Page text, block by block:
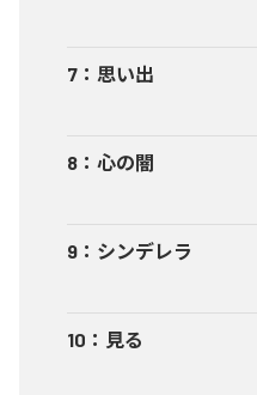
7 ： 思い出
8 ： 心の闇
9 ： シンデレラ
10 ： 見る